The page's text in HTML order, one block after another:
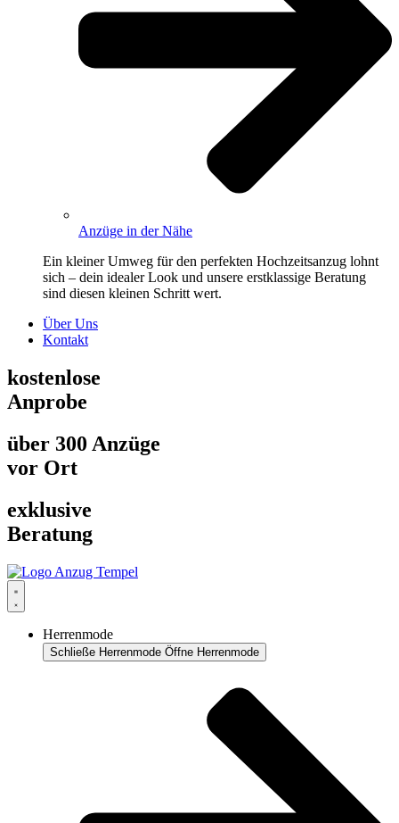
Anzüge in der Nähe
Ein kleiner Umweg für den perfekten Hochzeitsanzug lohnt
sich – dein idealer Look und unsere erstklassige Beratung
sind diesen kleinen Schritt wert.
Über Uns
Kontakt
kostenlose
Anprobe
über 300 Anzüge
vor Ort
exklusive
Beratung
Herrenmode
Schließe Herrenmode Öffne Herrenmode